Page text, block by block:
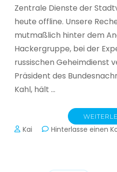
Zentrale Dienste der
heute offline. Unsere
mutmaßlich hinter dem
Hackergruppe, bei der
russischen Geheimdienst
Präsident des
Kahl, hält …
Kai Hinterlasse einen